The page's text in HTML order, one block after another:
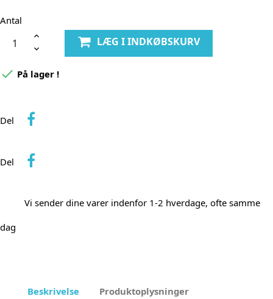
Antal
LÆG I INDKØBSKURV
 På lager !
Del
Del
Vi sender dine varer indenfor 1-2 hverdage, ofte samme
dag
Beskrivelse Produktoplysninger